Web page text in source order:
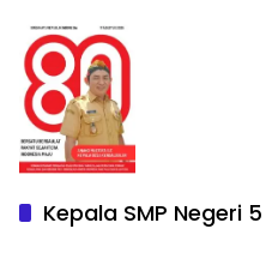
Kepala SMP Negeri